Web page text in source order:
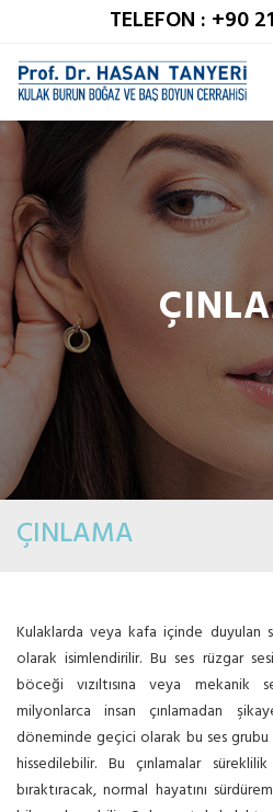
TELEFON : +90
ÇINLAMA
Kulaklarda veya kafa içinde duyulan
olarak isimlendirilir. Bu ses rüzgar
böceği vızıltısına veya mekanik
milyonlarca insan çınlamadan
döneminde geçici olarak bu ses
hissedilebilir. Bu çınlamalar
bıraktıracak, normal hayatını